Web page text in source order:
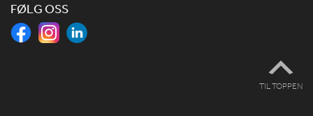
FØLG OSS
TIL TOPPEN